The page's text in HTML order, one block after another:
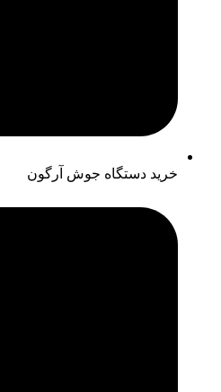
خرید دستگاه جوش آرگون